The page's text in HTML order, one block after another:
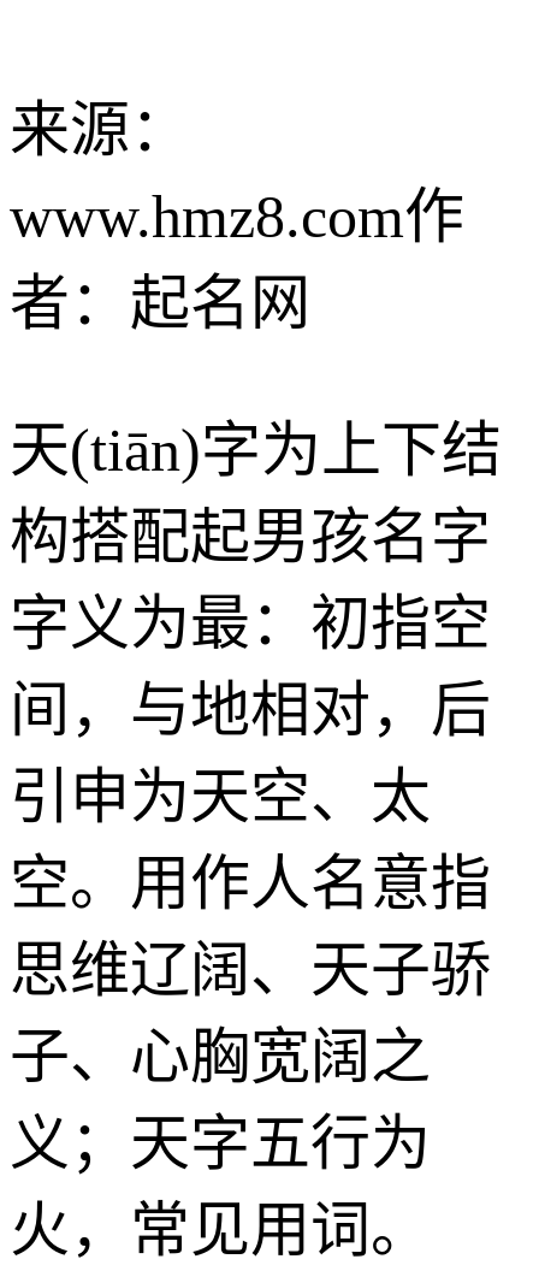
来源：
www.hmz8.com作
者：起名网
天(tiān)字为上下结
构搭配起男孩名字
字义为最：初指空
间，与地相对，后
引申为天空、太
空。用作人名意指
思维辽阔、天子骄
子、心胸宽阔之
义；天字五行为
火，常见用词。